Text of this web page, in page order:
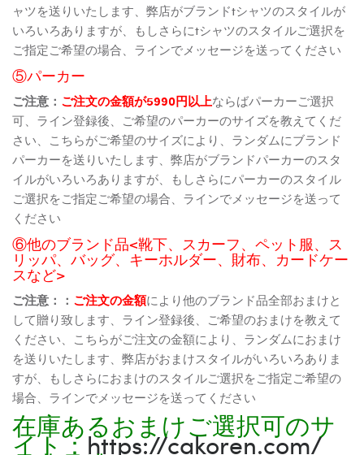
ャツを送りいたします、弊店がブランドtシャツのスタイルが
いろいろありますが、もしさらにtシャツのスタイルご選択を
ご指定ご希望の場合、ラインでメッセージを送ってください
⑤パーカー
ご注意： ご注文の金額が5990円以上ならばパーカーご選択
可、ライン登録後、ご希望のパーカーのサイズを教えてくだ
さい、こちらがご希望のサイズにより、ランダムにブランド
パーカーを送りいたします、弊店がブランドパーカーのスタ
イルがいろいろありますが、もしさらにパーカーのスタイル
ご選択をご指定ご希望の場合、ラインでメッセージを送って
ください
⑥他のブランド品<靴下、スカーフ、ペット服、ス
リッパ、バッグ、キーホルダー、財布、カードケー
スなど>
ご注意：： ご注文の金額により他のブランド品全部おまけと
して贈り致します、ライン登録後、ご希望のおまけを教えて
ください、こちらがご注文の金額により、ランダムにおまけ
を送りいたします、弊店がおまけスタイルがいろいろありま
すが、もしさらにおまけのスタイルご選択をご指定ご希望の
場合、ラインでメッセージを送ってください
在庫あるおまけご選択可のサ
イト：https://cakoren.com/